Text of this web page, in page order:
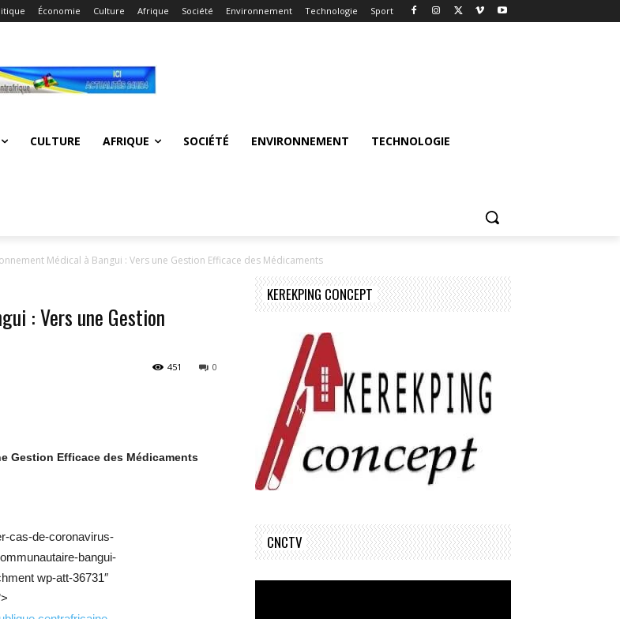
Économie Culture Afrique Société Environnement Technologie Sport
CULTURE AFRIQUE SOCIÉTÉ ENVIRONNEMENT TECHNOLOGIE
Médical à Bangui : Vers une Gestion Efficace des Médicaments
: Vers une Gestion
0
451
Gestion Efficace des Médicaments
cas-de-coronavirus-
bangui-
wp-att-36731″
KEREKPING CONCEPT
CNCTV